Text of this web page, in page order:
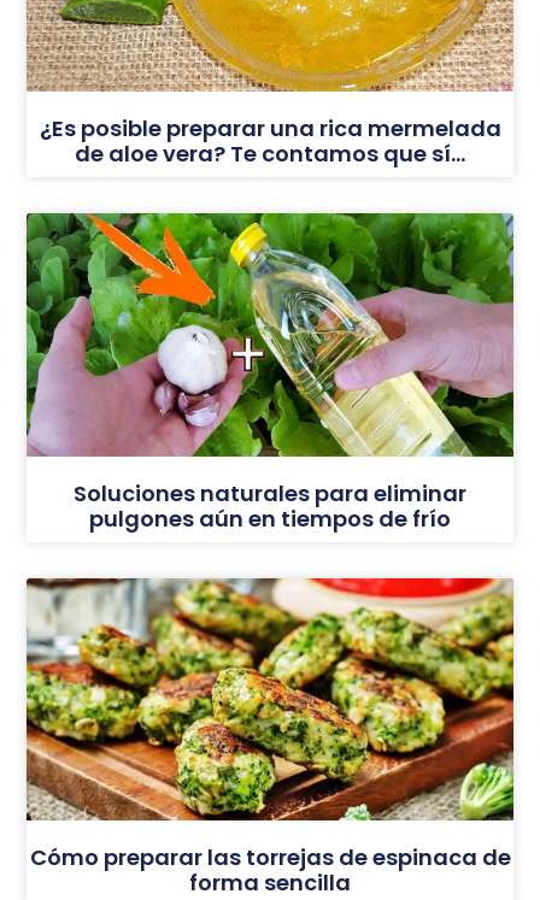
¿Es posible preparar una rica mermelada
de aloe vera? Te contamos que sí…
Soluciones naturales para eliminar
pulgones aún en tiempos de frío
Cómo preparar las torrejas de espinaca de
forma sencilla